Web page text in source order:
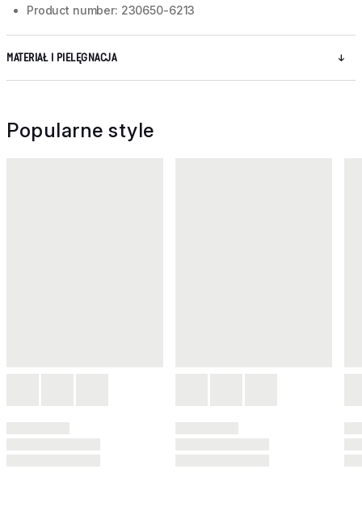
Product number: 230650-6213
MATERIAŁ I PIELĘGNACJA
Popularne style